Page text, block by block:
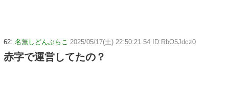
62: 名無しどんぶらこ 2025/05/17(土) 22:50:21.54 ID:RbO5Jdcz0
赤字で運営してたの？